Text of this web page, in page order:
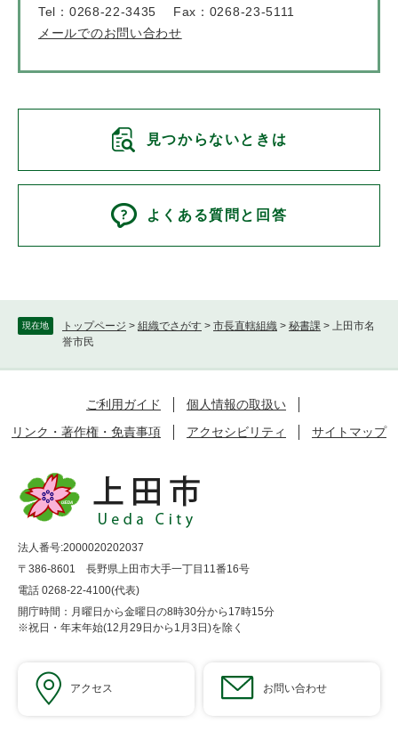
現在地 トップページ > 組織でさがす > 市長直轄組織 > 秘書課 >
上田市名
誉市民
Tel：0268-22-3435
Fax：0268-23-5111
メールでのお問い合わせ
見つからないときは
よくある質問と回答
ご利用ガイド
個人情報の取扱い
リンク・著作権・免責事項
アクセシビリティ サイトマップ
法人番号:2000020202037
〒386-8601 長野県上田市大手一丁目11番16号
電話 0268-22-4100(代表)
開庁時間：月曜日から金曜日の8時30分から17時15分
※祝日・年末年始(12月29日から1月3日)を除く
アクセス お問い合わせ